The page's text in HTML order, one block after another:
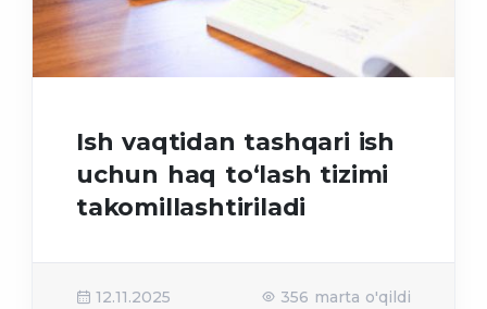
Ish vaqtidan tashqari ish
uchun haq to‘lash tizimi
takomillashtiriladi
12.11.2025 356 marta o'qildi